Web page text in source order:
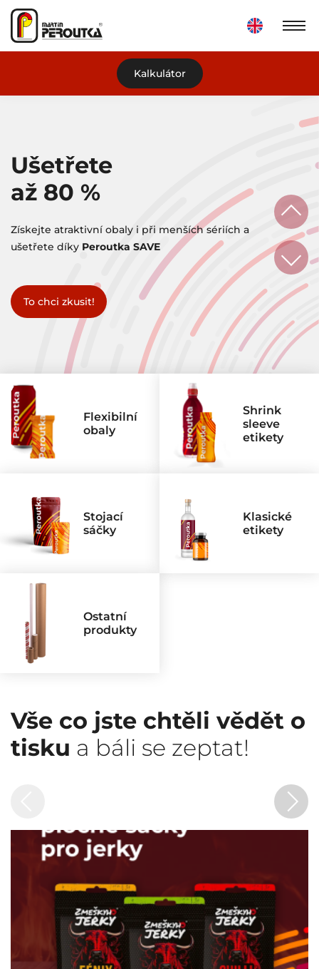
Flexibilní obaly
Shrink Sleeve etikety
Etikety
Ostatní
Kalkulátor
Ušetřete
až 80 %
Získejte atraktivní obaly i při menších sériích a
ušetřete díky Peroutka SAVE
To chci zkusit!
nepřehlédnutelně
bez snižování nároků
Potřebujete poradit?
recyklovatelný
Chcete vědět více?
To chci zkusit!
Flexibilní
obaly
Shrink
sleeve
etikety
Stojací
sáčky
Klasické
etikety
Ostatní
produkty
Vše co jste chtěli vědět o
tisku a báli se zeptat!